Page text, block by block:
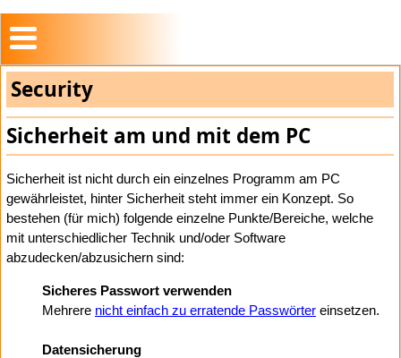
Security
Sicherheit am und mit dem PC
Sicherheit ist nicht durch ein einzelnes Programm am PC
gewährleistet, hinter Sicherheit steht immer ein Konzept. So
bestehen (für mich) folgende einzelne Punkte/Bereiche, welche
mit unterschiedlicher Technik und/oder Software
abzudecken/abzusichern sind:
Sicheres Passwort verwenden
Mehrere nicht einfach zu erratende Passwörter einsetzen.
Datensicherung